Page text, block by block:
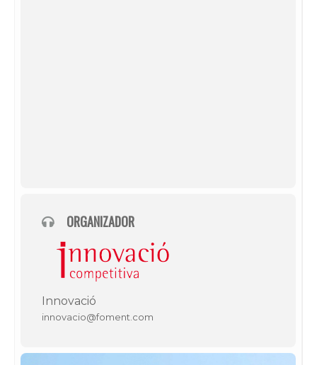
ORGANIZADOR
Innovació
innovacio@foment.com